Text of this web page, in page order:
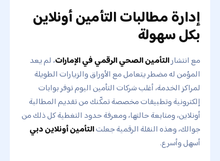
إدارة مطالبات التأمين أونلاين
بكل سهولة
مع انتشارالتأمين الصحي الرقمي في الإمارات، لم يعد
المؤمن له مضطر يتعامل مع الأوراق والزيارات الطويلة
لمراكز الخدمة، أغلب شركات التأمين اليوم توفر بوابات
إلكترونية وتطبيقات مخصصة تمكّنك من تقديم المطالبة
أونلاين، ومتابعة حالتها، ومعرفة حدود التغطية كل ذلك من
جوالك، وهذه النقلة الرقمية جعلتالتأمين أونلاين دبي
أسهل وأسرع.